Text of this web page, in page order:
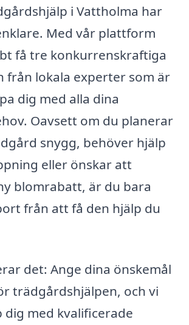
i Vattholma har
Med vår plattform
få tre konkurrenskraftiga
från lokala experter som är
dig med alla dina
Oavsett om du planerar
snygg, behöver hjälp
eller önskar att
blomrabatt, är du bara
från att få den hjälp du
det: Ange dina önskemål
trädgårdshjälpen, och vi
dig med kvalificerade